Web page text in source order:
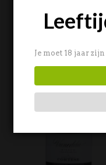
Je moet 18 jaar